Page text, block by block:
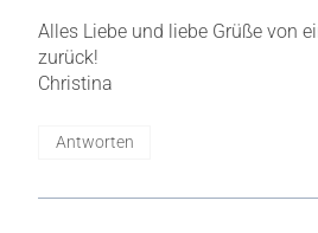
Alles Liebe und liebe Grüße von
zurück!
Christina
Antworten